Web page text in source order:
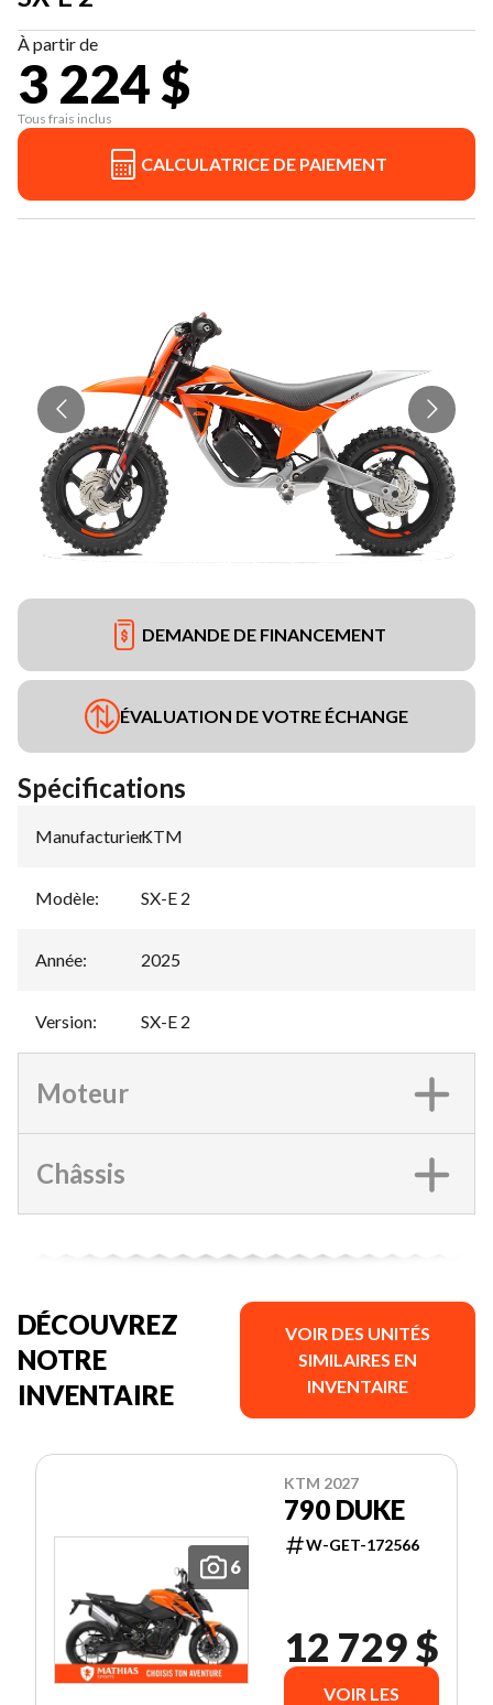
À partir de
3 224 $
Tous frais inclus
CALCULATRICE DE PAIEMENT
DEMANDE DE FINANCEMENT
ÉVALUATION DE VOTRE ÉCHANGE
Spécifications
Manufacturier:
KTM
Modèle: SX-E 2
Année: 2025
Version: SX-E 2
Moteur
Châssis
DÉCOUVREZ
NOTRE
INVENTAIRE
VOIR DES UNITÉS
SIMILAIRES EN
INVENTAIRE
6
KTM 2027
790 DUKE
W-GET-172566
12 729 $
VOIR LES